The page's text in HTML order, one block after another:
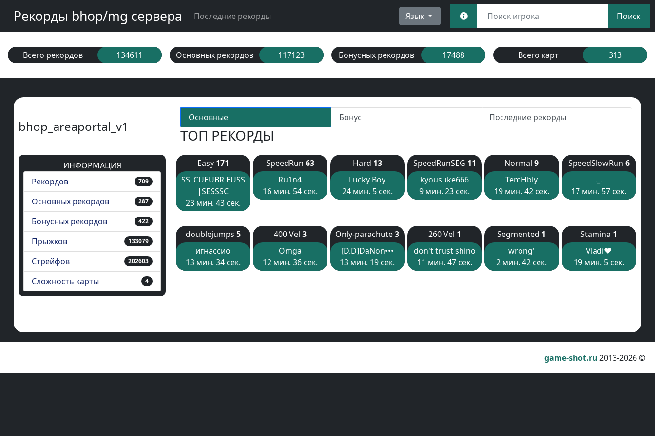
Рекорды bhop/mg сервера Последние рекорды Язык Поиск
Всего рекордов 134611 Основных рекордов 117123 Бонусных рекордов 17488 Всего карт 313
bhop_areaportal_v1
ИНФОРМАЦИЯ
Рекордов
709
Основных рекордов 287
Бонусных рекордов 422
Прыжков 133079
Стрейфов 202603
Сложность карты 4
Основные Бонус Последние рекорды
ТОП РЕКОРДЫ
Easy 171
SS .CUEUBR EUSS
|SESSSC
23 мин. 43 сек.
SpeedRun 63
Ru1n4
16 мин. 54 сек.
Hard 13
Lucky Boy
24 мин. 5 сек.
SpeedRunSEG 11
kyousuke666
9 мин. 23 сек.
Normal9
TemHbly
19 мин. 42 сек.
SpeedSlowRun 6
._.
17 мин. 57 сек.
doublejumps 5
игнассио
13 мин. 34 сек.
400 Vel 3
Omga
12 мин. 36 сек.
Only-parachute3
[D.D]DaNon•••
13 мин. 19 сек.
260 Vel 1
don't trust shino
11 мин. 47 сек.
Segmented 1
wrong'
2 мин. 42 сек.
Stamina 1
Vladi❤
19 мин. 5 сек.
game-shot.ru 2013-2026 ©